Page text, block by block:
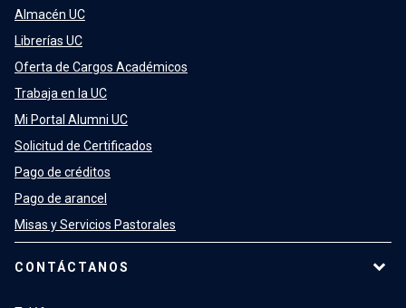
Almacén UC
Librerías UC
Oferta de Cargos Académicos
Trabaja en la UC
Mi Portal Alumni UC
Solicitud de Certificados
Pago de créditos
Pago de arancel
Misas y Servicios Pastorales
CONTÁCTANOS